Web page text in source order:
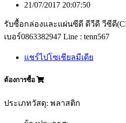
21/07/2017 20:07:50
รับซื้อกล่องและแผ่นซีดี ดีวีดี วีซีดี
เบอร์0863382947 Line : tenn567
แชร์ไปโซเชียลมีเดีย
ต้องการซื้อ
ประเภทวัสดุ: พลาสติก